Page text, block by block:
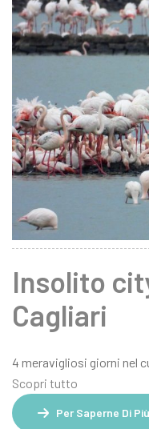
Insolito
Cagliari
4 meravigliosi giorni nel
Scopri tutto
Per Saperne Di Più